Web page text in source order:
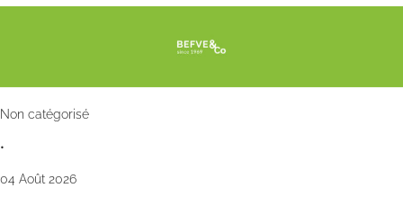
Non catégorisé
•
04 Août 2026